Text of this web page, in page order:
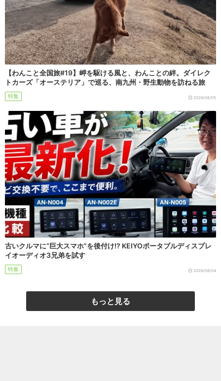
【わんこと全国旅#19】岬を駆ける風と、わんことの絆。ダイレク
トカーズ「オーステリア」で巡る、南九州・野生動物を訪ねる旅
特集 2026/08/05
古いクルマに“巨大スマホ”を後付け!? KEIYOポータブルディスプレ
イオーディオ3兄弟を試す
特集 2026/08/04
もっと見る